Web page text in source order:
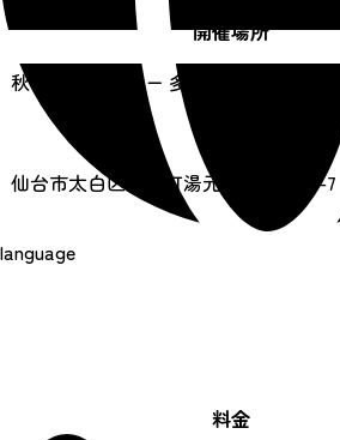
language
開催場所
秋保・里センター 多目的ルーム
仙台市太白区秋保町湯元字寺田原40-7
料金